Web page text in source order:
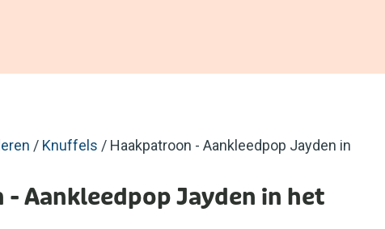
/ Knuffels / Haakpatroon - Aankleedpop Jayden in
Aankleedpop Jayden in het